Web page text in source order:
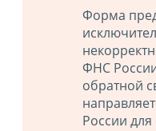
Форма
ФНС
обратной
России для